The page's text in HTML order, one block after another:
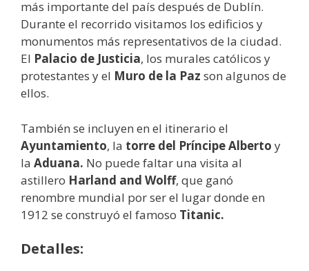
más importante del país después de Dublín.
Durante el recorrido visitamos los edificios y
monumentos más representativos de la ciudad.
El Palacio de Justicia, los murales católicos y
protestantes y el Muro de la Paz son algunos de
ellos.
También se incluyen en el itinerario el
Ayuntamiento, la torre del Príncipe Alberto y
la Aduana. No puede faltar una visita al
astillero Harland and Wolff, que ganó
renombre mundial por ser el lugar donde en
1912 se construyó el famoso Titanic.
Detalles: